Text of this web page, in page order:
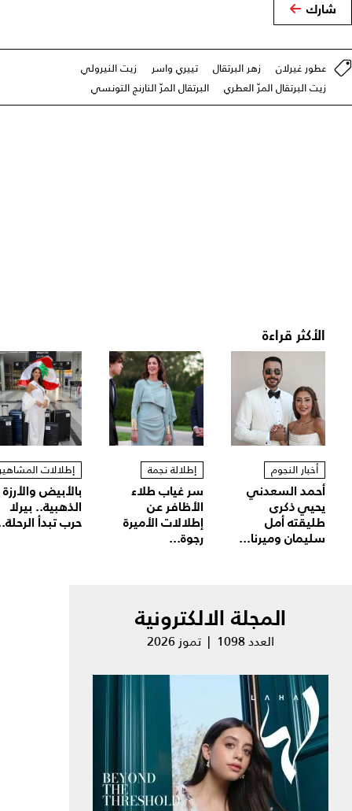
شارك
عطور غيرلان زهر البرتقال تييري واسر
زيت النيرولي
زيت البرتقال المرّ العطري
البرتقال المرّ النارنج التونسي
الأكثر قراءة
أخبار النجوم
أحمد السعدني
يحيي ذكرى
طليقته أمل
سليمان وميرنا...
إطلالة نجمة
سر غياب طلاء
الأظافر عن
إطلالات الأميرة
رجوة...
إطلالات
بالأبيض والأرزة
الذهبية.. بيرلا
حرب تبدأ
المجلة الالكترونية
العدد 1098 | تموز 2026